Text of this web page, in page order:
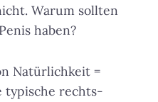
Warum sollten
haben?
Natürlichkeit =
typische rechts-